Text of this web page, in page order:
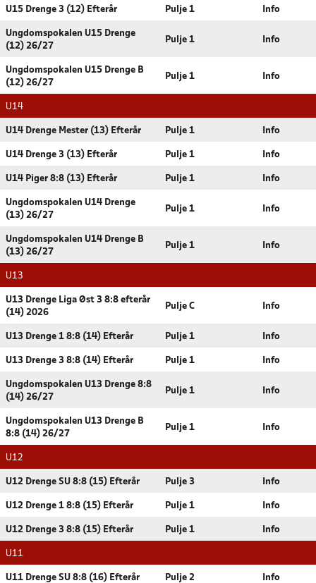
U15 Drenge 3 (12) Efterår Pulje 1 Info
Ungdomspokalen U15 Drenge
(12) 26/27
Pulje 1 Info
Ungdomspokalen U15 Drenge B
(12) 26/27
Pulje 1 Info
U14
U14 Drenge Mester (13) Efterår Pulje 1 Info
U14 Drenge 3 (13) Efterår Pulje 1 Info
U14 Piger 8:8 (13) Efterår Pulje 1 Info
Ungdomspokalen U14 Drenge
(13) 26/27
Pulje 1 Info
Ungdomspokalen U14 Drenge B
(13) 26/27
Pulje 1 Info
U13
U13 Drenge Liga Øst 3 8:8 efterår
(14) 2026
Pulje C Info
U13 Drenge 1 8:8 (14) Efterår Pulje 1 Info
U13 Drenge 3 8:8 (14) Efterår Pulje 1 Info
Ungdomspokalen U13 Drenge 8:8
(14) 26/27
Pulje 1 Info
Ungdomspokalen U13 Drenge B
8:8 (14) 26/27
Pulje 1 Info
U12
U12 Drenge SU 8:8 (15) Efterår Pulje 3 Info
U12 Drenge 1 8:8 (15) Efterår Pulje 1 Info
U12 Drenge 3 8:8 (15) Efterår Pulje 1 Info
U11
U11 Drenge SU 8:8 (16) Efterår Pulje 2 Info